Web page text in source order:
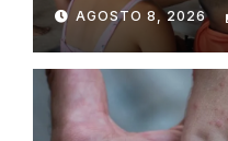
AGOSTO 8, 2026